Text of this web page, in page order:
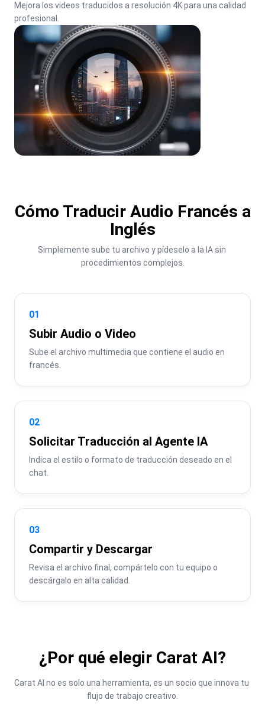
Mejora los videos traducidos a resolución 4K para una calidad
profesional.
Cómo Traducir Audio Francés a
Inglés
Simplemente sube tu archivo y pídeselo a la IA sin
procedimientos complejos.
01
Subir Audio o Video
Sube el archivo multimedia que contiene el audio en
francés.
02
Solicitar Traducción al Agente IA
Indica el estilo o formato de traducción deseado en el
chat.
03
Compartir y Descargar
Revisa el archivo final, compártelo con tu equipo o
descárgalo en alta calidad.
¿Por qué elegir Carat AI?
Carat AI no es solo una herramienta, es un socio que innova tu
flujo de trabajo creativo.